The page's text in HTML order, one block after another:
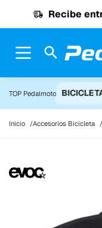
Recibe
TOP Pedalmoto
Inicio Accesorios Bicicleta